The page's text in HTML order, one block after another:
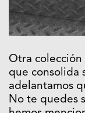
Otra colección
que consolida
adelantamos
No te quedes